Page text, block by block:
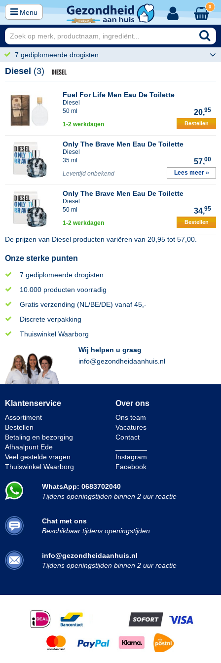
Menu
0
7 gediplomeerde drogisten
Diesel (3)
Fuel For Life Men Eau De Toilette
Diesel
50 ml
20,95
1-2 werkdagen Bestellen
Only The Brave Men Eau De Toilette
Diesel
35 ml
57,00
Levertijd onbekend Lees meer »
Only The Brave Men Eau De Toilette
Diesel
50 ml
34,95
1-2 werkdagen Bestellen
De prijzen van Diesel producten variëren van 20,95 tot 57,00
Onze sterke punten
7 gediplomeerde drogisten
10.000 producten voorradig
Gratis verzending (NL/BE/DE) vanaf 45,-
Discrete verpakking
Thuiswinkel Waarborg
Wij helpen u graag
info@gezondheidaanhuis.nl
Klantenservice
Assortiment
Bestellen
Betaling en bezorging
Afhaalpunt Ede
Veel gestelde vragen
Thuiswinkel Waarborg
Over ons
Ons team
Vacatures
Contact
Instagram
Facebook
WhatsApp: 0683702040
Tijdens openingstijden binnen 2 uur reactie
Chat met ons
Beschikbaar tijdens openingstijden
info@gezondheidaanhuis.nl
Tijdens openingstijden binnen 2 uur reactie